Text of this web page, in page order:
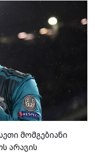
მომგებიანი
არავის